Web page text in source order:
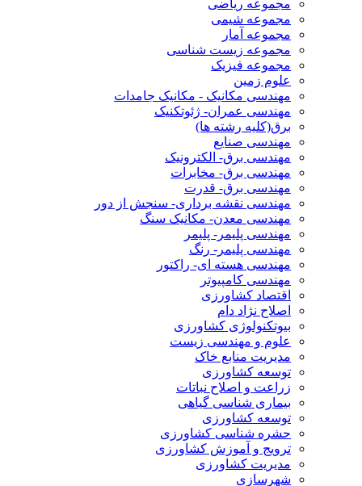
مجموعه ریاضی
مجموعه شیمی
مجموعه آمار
مجموعه زیست شناسی
مجموعه فیزیک
علوم زمین
مهندسی مکانیک - مکانیک جامدات
مهندسی عمران- ژئوتکنیک
برق(کلیه رشته ها)
مهندسی صنایع
مهندسی برق- الکترونیک
مهندسی برق- مخابرات
مهندسی برق- قدرت
مهندسی نقشه برداری- سنجش از دور
مهندسی معدن- مکانیک سنگ
مهندسی پلیمر- پلیمر
مهندسی پلیمر- رنگ
مهندسی هسته ای- راکتور
مهندسی کامپیوتر
اقتصاد کشاورزی
اصلاح نژاد دام
بیوتکنولوژی کشاورزی
علوم و مهندسی زیست
مدیریت منابع خاک
توسعه کشاورزی
زراعت و اصلاح نباتات
بیماری شناسی گیاهی
توسعه کشاورزی
حشره شناسی کشاورزی
ترویج و آموزش کشاورزی
مدیریت کشاورزی
شهرسازی